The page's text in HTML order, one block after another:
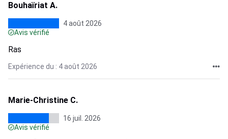
Bouhaïriat A.
4 août 2026
Avis vérifié
Ras
Expérience du : 4 août 2026
Marie-Christine C.
16 juil. 2026
Avis vérifié